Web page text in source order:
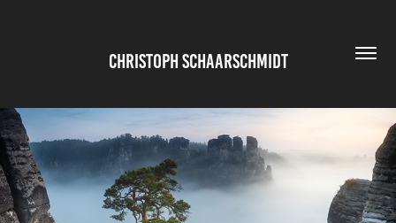
CHRISTOPH SCHAARSCHMIDT
DEUTSCHLAND